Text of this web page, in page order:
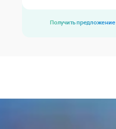
Получить предложение